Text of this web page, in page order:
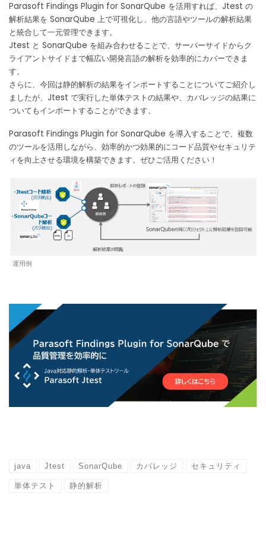
Parasoft Findings Plugin for SonarQube を活用すれば、Jtest の
解析結果を SonarQube 上で可視化し、他の言語やツールの解析結果
と統合して一元管理できます。
Jtest と SonarQube を組み合わせることで、サーバーサイドからク
ライアントサイドまで幅広い開発言語の解析を効率的にカバーできま
す。
さらに、今回は静的解析の結果をインポートすることについてご紹介し
ましたが、Jtest で実行した単体テストの結果や、カバレッジの結果に
ついてもインポートすることができます。
Parasoft Findings Plugin for SonarQube を導入することで、複数
のツールを活用しながら、効率的かつ効果的にコード品質やセキュリテ
ィを向上させる環境を構築できます。ぜひご活用ください！
運用例
java Jtest SonarQube カバレッジ セキュリティ
単体テスト 静的解析